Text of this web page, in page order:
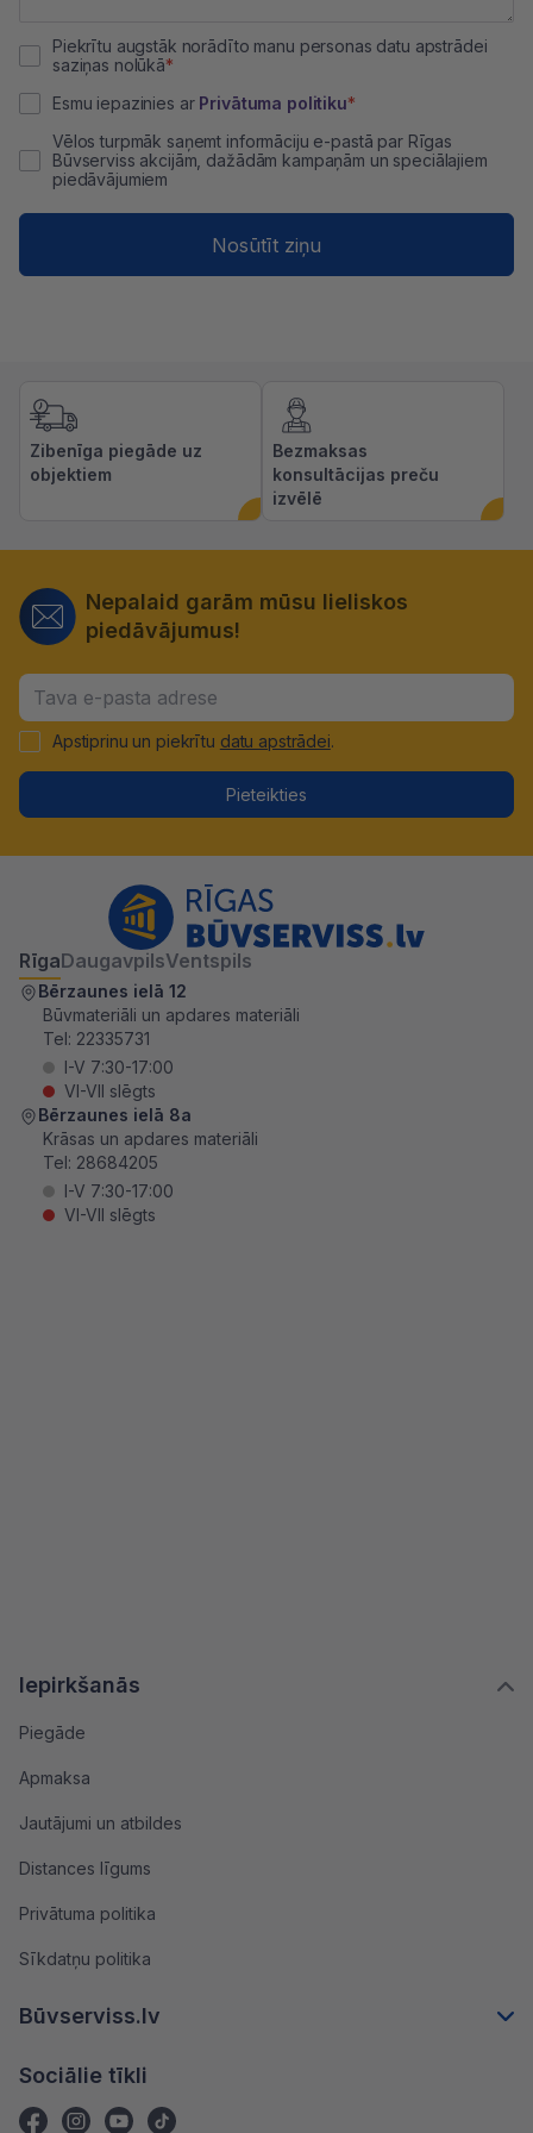
Piekrītu augstāk norādīto manu personas datu apstrādei
saziņas nolūkā
Esmu iepazinies ar Privātuma politiku
Vēlos turpmāk saņemt informāciju e-pastā par Rīgas
Būvserviss akcijām, dažādām kampaņām un speciālajiem
piedāvājumiem
Nosūtīt ziņu
Zibenīga piegāde uz
objektiem
Bezmaksas
konsultācijas preču
izvēlē
Nepalaid garām mūsu lieliskos
piedāvājumus!
Apstiprinu un piekrītu datu apstrādei.
Pieteikties
Iepirkšanās
Piegāde
Apmaksa
Jautājumi un atbildes
Distances līgums
Privātuma politika
Sīkdatņu politika
Būvserviss.lv
Sociālie tīkli
RīgaDaugavpilsVentspils
Bērzaunes ielā 12
Būvmateriāli un apdares materiāli
Tel: 22335731
I-V 7:30-17:00
VI-VII slēgts
Bērzaunes ielā 8a
Krāsas un apdares materiāli
Tel: 28684205
I-V 7:30-17:00
VI-VII slēgts